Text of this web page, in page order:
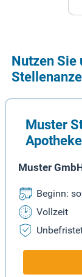
Nutzen Sie
Muster
Muster
Beginn:
Vollzeit